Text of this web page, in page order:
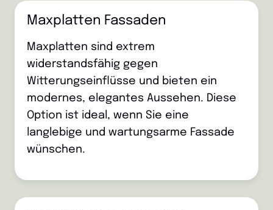
Maxplatten Fassaden
Maxplatten sind extrem
widerstandsfähig gegen
Witterungseinflüsse und bieten ein
modernes, elegantes Aussehen. Diese
Option ist ideal, wenn Sie eine
langlebige und wartungsarme Fassade
wünschen.